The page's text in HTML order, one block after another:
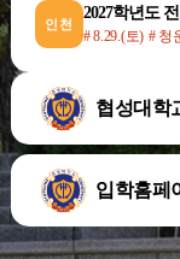
인천
2027학년도
# 8.29.(토) # 청
협성대학
입학홈페